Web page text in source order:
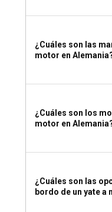
¿Debería alquilar
o sin tripulación?
despreocupada, ya
tus necesidades
Si deseas fletar un
debes poseer un
¿Cuáles son las
motor en
¿Cuáles son los
motor en
¿Cuáles son las
bordo de un yate a